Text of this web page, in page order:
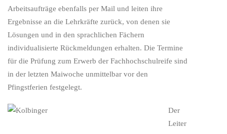
Arbeitsaufträge ebenfalls per Mail und leiten ihre
Ergebnisse an die Lehrkräfte zurück, von denen sie
Lösungen und in den sprachlichen Fächern
individualisierte Rückmeldungen erhalten. Die Termine
für die Prüfung zum Erwerb der Fachhochschulreife sind
in der letzten Maiwoche unmittelbar vor den
Pfingstferien festgelegt.
Der
Leiter